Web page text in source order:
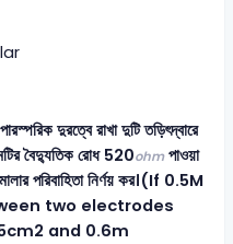
দুরত্বে রাখা দুটি তড়িৎদ্বারে
বৈদ্যুতিক রোধ 520ohmপাওয়া
পরিবাহিতা নির্ণয় কর।(If 0.5M
two electrodes
and 0.6m